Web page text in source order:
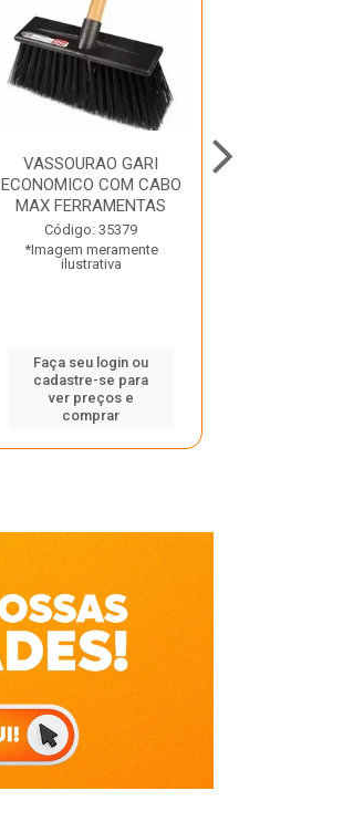
VASSOURAO GARI
ECONOMICO COM CABO
MAX FERRAMENTAS
Código: 35379
*Imagem meramente
ilustrativa
Faça seu login ou
cadastre-se para
ver preços e
comprar